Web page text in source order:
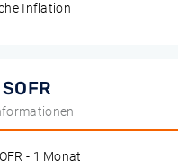
Inflation
- 1 Monat